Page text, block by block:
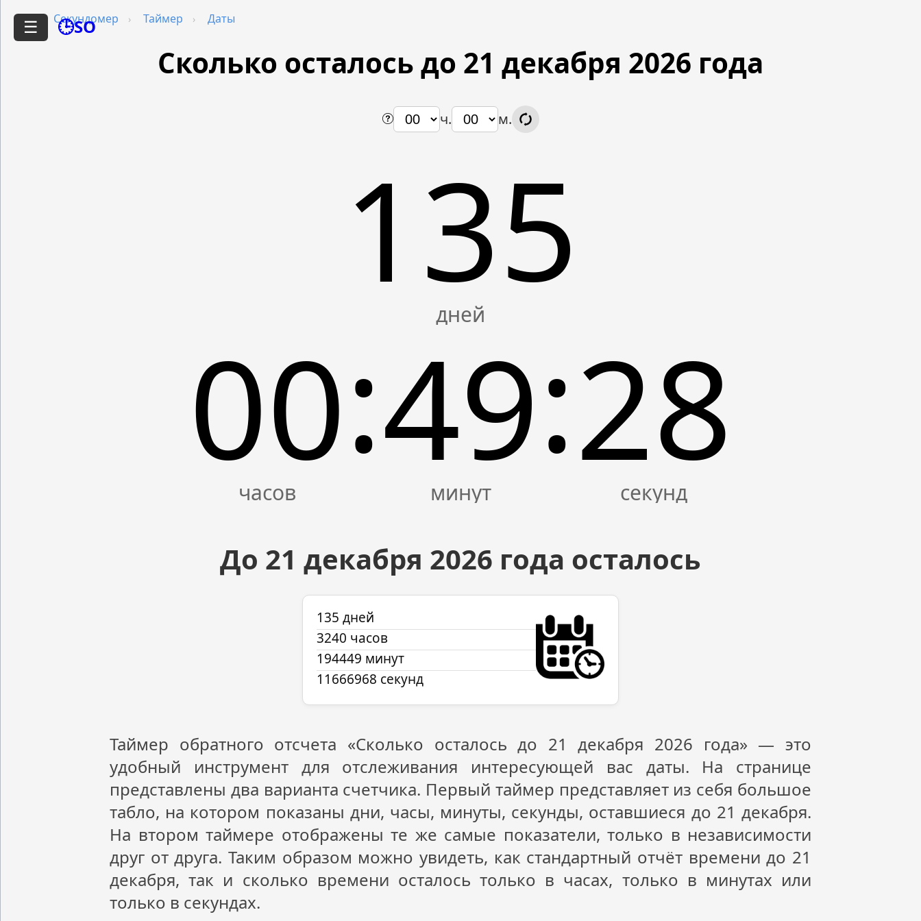
☰ 🕒SO
Секундомер Таймер Даты
Сколько осталось до 21 декабря 2026 года
ч. м.
135
00:49:27
До 21 декабря 2026 года осталось
135 дней
3240 часов
194449 минут
11666967 секунд
Таймер обратного отсчета «Сколько осталось до 21 декабря 2026 года» — это
удобный инструмент для отслеживания интересующей вас даты. На странице
представлены два варианта счетчика. Первый таймер представляет из себя большое
табло, на котором показаны дни, часы, минуты, секунды, оставшиеся до 21 декабря.
На втором таймере отображены те же самые показатели, только в независимости
друг от друга. Таким образом можно увидеть, как стандартный отчёт времени до 21
декабря, так и сколько времени осталось только в часах, только в минутах или
только в секундах.